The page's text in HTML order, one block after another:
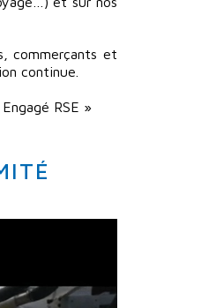
commerçants et
continue.
RSE »